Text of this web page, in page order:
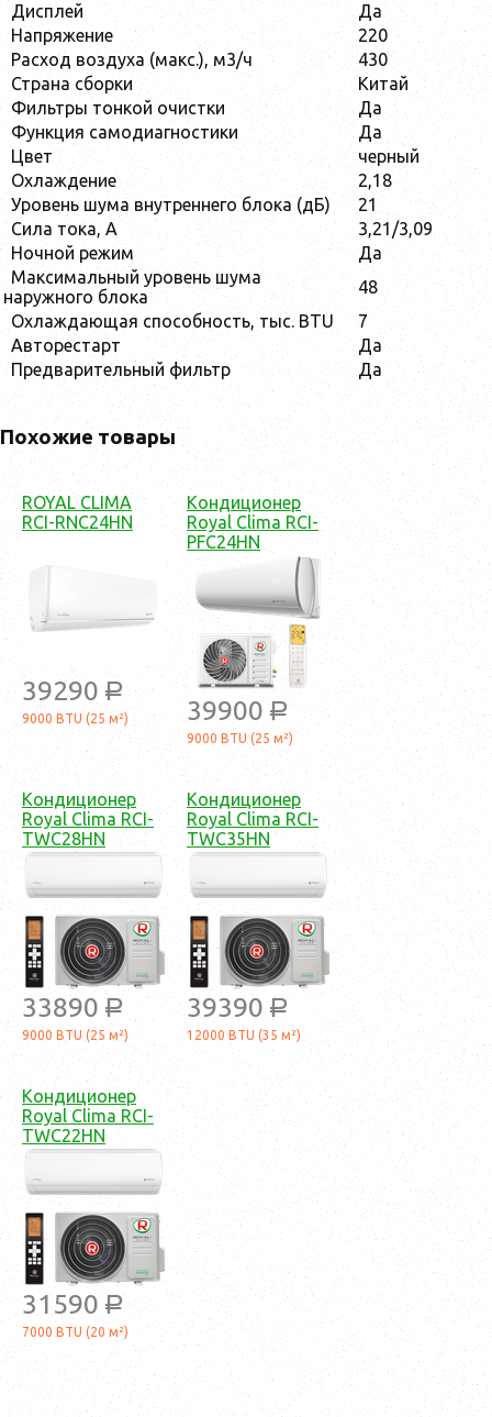
Дисплей
Да
Напряжение
220
Расход воздуха (макс.), м3/ч
430
Страна сборки
Китай
Фильтры тонкой очистки
Да
Функция самодиагностики
Да
Цвет
черный
Охлаждение
2,18
Уровень шума внутреннего блока (дБ)
21
Сила тока, A
3,21/3,09
Ночной режим
Да
Максимальный уровень шума
наружного блока
48
Охлаждающая способность, тыс. BTU
7
Авторестарт
Да
Предварительный фильтр
Да
Похожие товары
ROYAL CLIMA
RCI-RNC24HN
39290 a
9000 BTU (25 м²)
Кондиционер
Royal Clima RCI-
PFC24HN
39900 a
9000 BTU (25 м²)
Кондиционер
Royal Clima RCI-
TWC28HN
33890 a
9000 BTU (25 м²)
Кондиционер
Royal Clima RCI-
TWC35HN
39390 a
12000 BTU (35 м²)
Кондиционер
Royal Clima RCI-
TWC22HN
31590 a
7000 BTU (20 м²)